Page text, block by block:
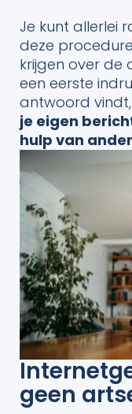
Je kunt allerlei
deze
krijgen over de
een eerste
antwoord vindt,
je eigen
hulp van
geen